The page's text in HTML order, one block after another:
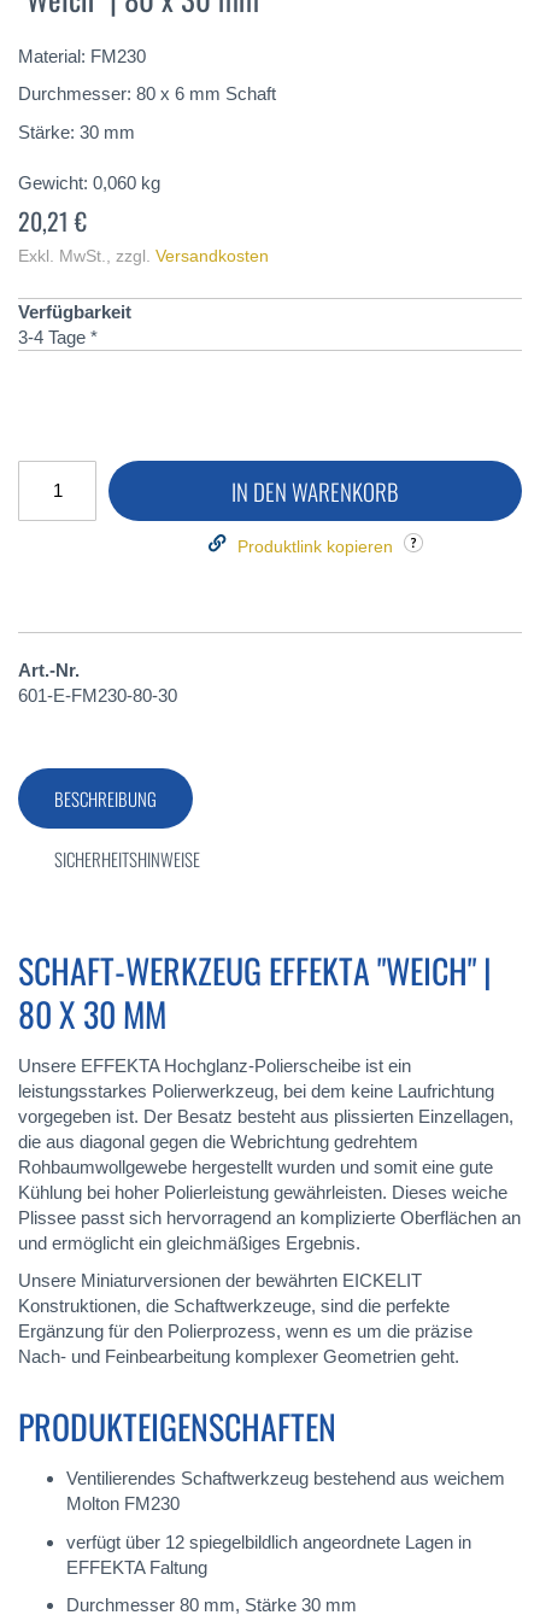
springen
Material: FM230
Durchmesser: 80 x 6 mm Schaft
Stärke: 30 mm
Gewicht: 0,060 kg
20,21 €
Exkl. MwSt. zzgl. Versandkosten
Verfügbarkeit
3-4 Tage *
IN DEN WARENKORB
Produktlink kopieren
Art.-Nr.
601-E-FM230-80-30
BESCHREIBUNG
SCHAFT-WERKZEUG EFFEKTA "WEICH" |
80 X 30 MM
Unsere EFFEKTA Hochglanz-Polierscheibe ist ein
leistungsstarkes Polierwerkzeug, bei dem keine Laufrichtung
vorgegeben ist. Der Besatz besteht aus plissierten Einzellagen,
die aus diagonal gegen die Webrichtung gedrehtem
Rohbaumwollgewebe hergestellt wurden und somit eine gute
Kühlung bei hoher Polierleistung gewährleisten. Dieses weiche
Plissee passt sich hervorragend an komplizierte Oberflächen an
und ermöglicht ein gleichmäßiges Ergebnis.
Unsere Miniaturversionen der bewährten EICKELIT
Konstruktionen, die Schaftwerkzeuge, sind die perfekte
Ergänzung für den Polierprozess, wenn es um die präzise
Nach- und Feinbearbeitung komplexer Geometrien geht.
PRODUKTEIGENSCHAFTEN
Ventilierendes Schaftwerkzeug bestehend aus weichem
Molton FM230
verfügt über 12 spiegelbildlich angeordnete Lagen in
EFFEKTA Faltung
Durchmesser 80 mm, Stärke 30 mm
SICHERHEITSHINWEISE